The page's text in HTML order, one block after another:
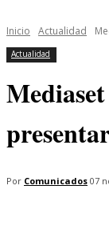
Inicio Actualidad
Actualidad
Por Comunicados 07